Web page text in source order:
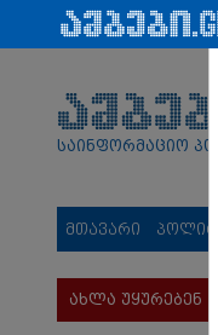
პარტნიორები:
საინფორმაციო
მთავარი
ახლა უყურებენ